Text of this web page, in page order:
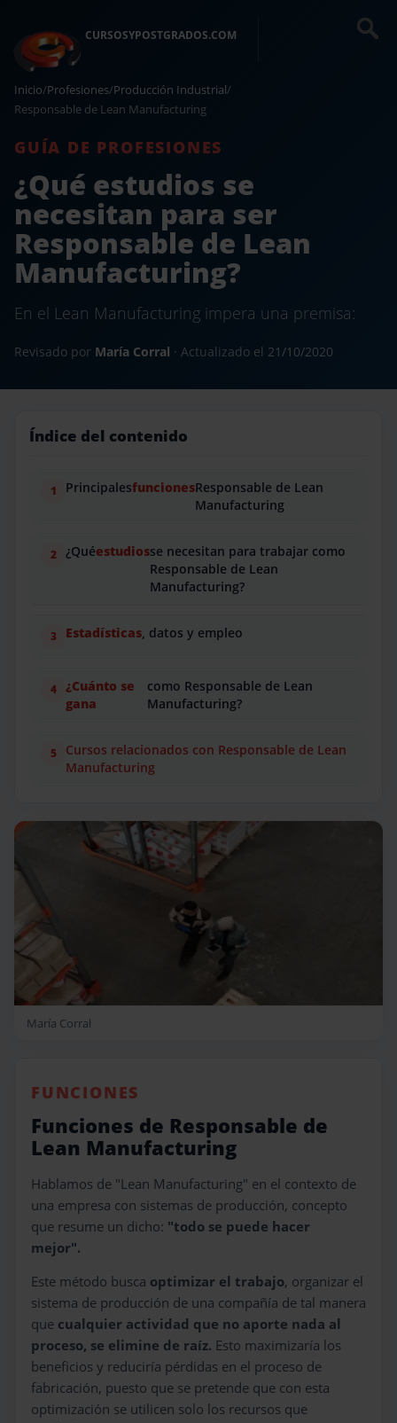
CURSOSYPOSTGRADOS.COM
Inicio/Profesiones/Producción Industrial/
Responsable de Lean Manufacturing
GUÍA DE PROFESIONES
¿Qué estudios se
necesitan para ser
Responsable de Lean
Manufacturing?
En el Lean Manufacturing impera una premisa:
Revisado por María Corral · Actualizado el 21/10/2020
Índice del contenido
PrincipalesfuncionesResponsable de Lean
Manufacturing
¿Quéestudiosse necesitan para trabajar como
Responsable de Lean
Manufacturing?
Estadísticas, datos y empleo
¿Cuánto se
gana
como Responsable de Lean
Manufacturing?
Cursos relacionados con Responsable de Lean
Manufacturing
María Corral
FUNCIONES
Funciones de Responsable de
Lean Manufacturing
Hablamos de "Lean Manufacturing" en el contexto de
una empresa con sistemas de producción, concepto
que resume un dicho: "todo se puede hacer
mejor".
Este método busca optimizar el trabajo, organizar el
sistema de producción de una compañía de tal manera
que cualquier actividad que no aporte nada al
proceso, se elimine de raíz. Esto maximizaría los
beneficios y reduciría pérdidas en el proceso de
fabricación, puesto que se pretende que con esta
optimización se utilicen solo los recursos que